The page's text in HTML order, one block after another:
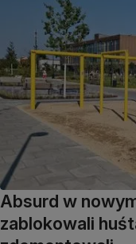
Absurd w
zablokowali